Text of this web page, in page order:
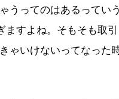
うってのはあるってい
すよね。そもそも取
ゃいけないってなった